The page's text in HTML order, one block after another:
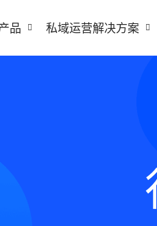
品 私域运营解决方案